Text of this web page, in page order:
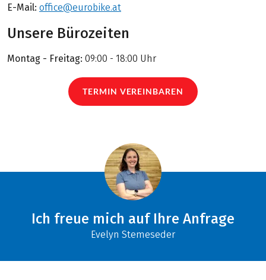
E-Mail: office@eurobike.at
Unsere Bürozeiten
Montag - Freitag: 09:00 - 18:00 Uhr
TERMIN VEREINBAREN
Ich freue mich auf Ihre Anfrage
Evelyn Stemeseder